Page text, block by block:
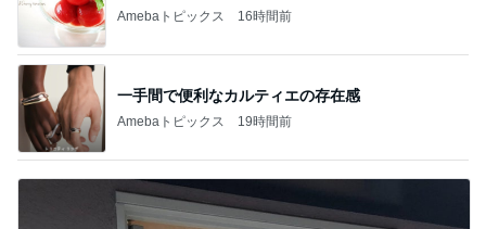
Amebaトピックス 16時間前
一手間で便利なカルティエの存在感
Amebaトピックス 19時間前